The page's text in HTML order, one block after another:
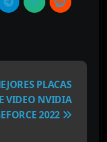
PLACAS
VIDEO NVIDIA
2022